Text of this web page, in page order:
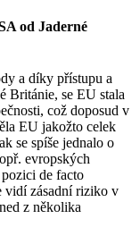
od Jaderné
a díky přístupu a
Británie, se EU stala
což doposud v
EU jakožto celek
se spíše jednalo o
evropských
de facto
vidí zásadní riziko v
z několika